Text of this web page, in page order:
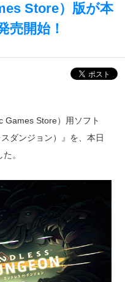
Store）版が本
売開始！
Games Store）用ソフト
ダンジョン）』を、本日
。